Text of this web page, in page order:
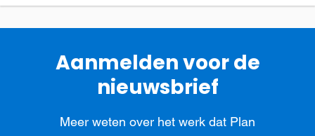
Aanmelden voor de
nieuwsbrief
Meer weten over het werk dat Plan